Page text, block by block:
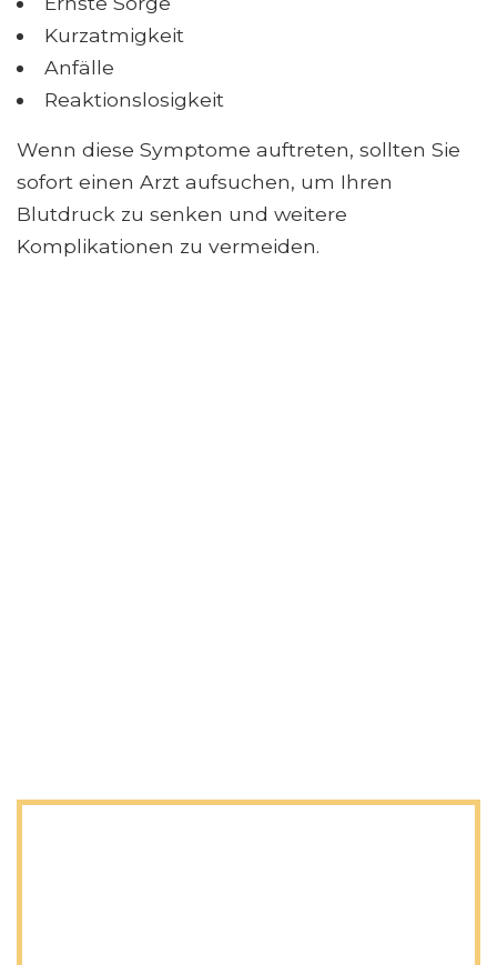
Kurzatmigkeit
Anfälle
Reaktionslosigkeit
Wenn diese Symptome auftreten, sollten Sie
sofort einen Arzt aufsuchen, um Ihren
Blutdruck zu senken und weitere
Komplikationen zu vermeiden.